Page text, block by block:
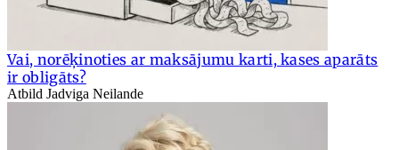
Vai, norēķinoties ar maksājumu karti, kases aparāts
ir obligāts?
Atbild Jadviga Neilande